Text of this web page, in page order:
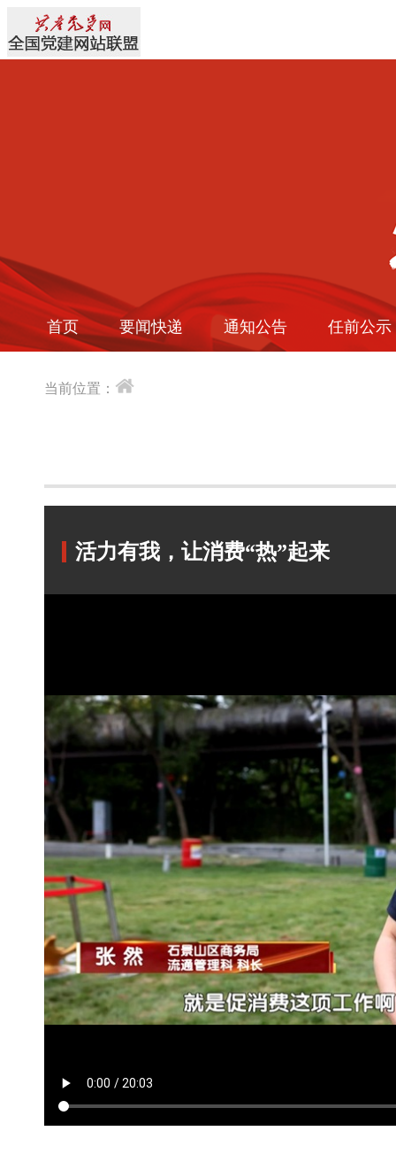
首页 要闻快递 通知公告 任前公示
当前位置：
活力有我，让消费“热”起来